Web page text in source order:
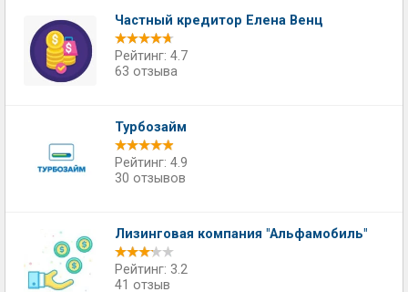
Частный кредитор Елена Венц
Рейтинг: 4.7
63 отзыва
Турбозайм
Рейтинг: 4.9
30 отзывов
Лизинговая компания "Альфамобиль"
Рейтинг: 3.2
41 отзыв